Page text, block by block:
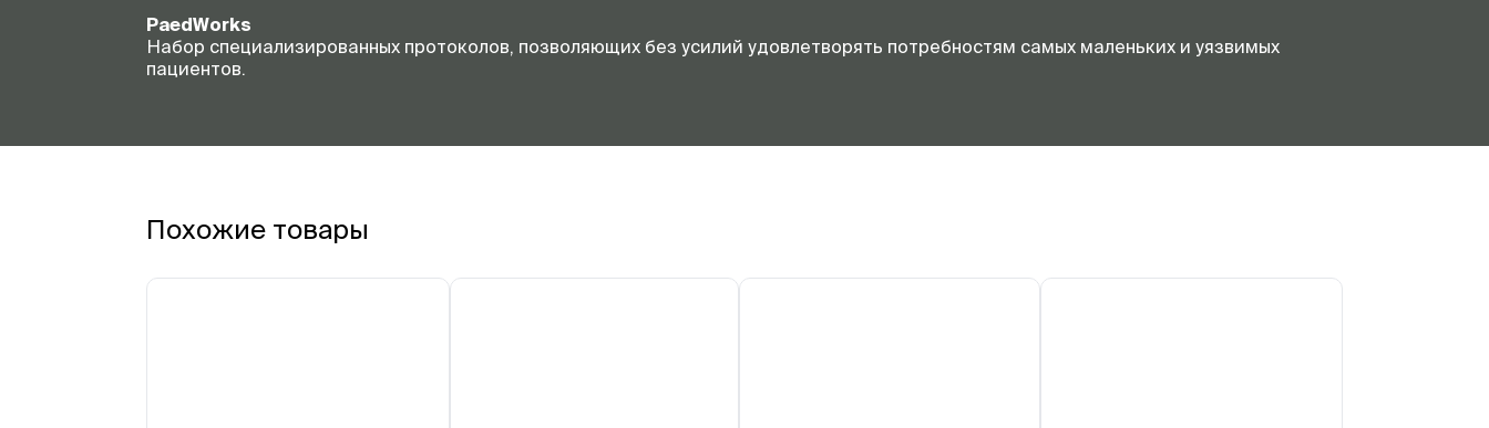
PaedWorks
Набор специализированных протоколов, позволяющих без усилий удовлетворять потребностям самых маленьких и уязвимых
пациентов.
Похожие товары